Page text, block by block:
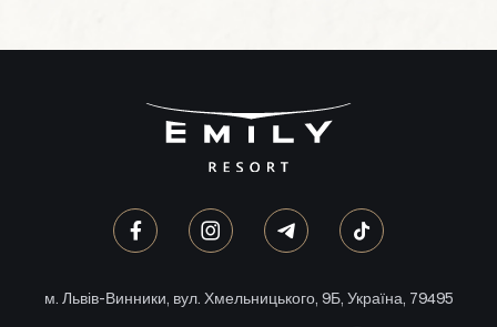
м. Львів-Винники, вул. Хмельницького, 9Б, Україна, 79495